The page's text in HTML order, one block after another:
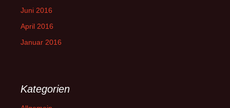
Juni 2016
April 2016
Januar 2016
Kategorien